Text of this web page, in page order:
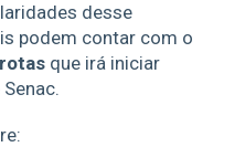
desse
podem contar com o
que irá iniciar